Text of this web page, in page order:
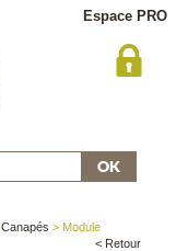
Espace PRO
Canapés > Module
< Retour